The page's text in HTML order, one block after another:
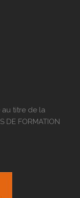
titre de la
DE FORMATION